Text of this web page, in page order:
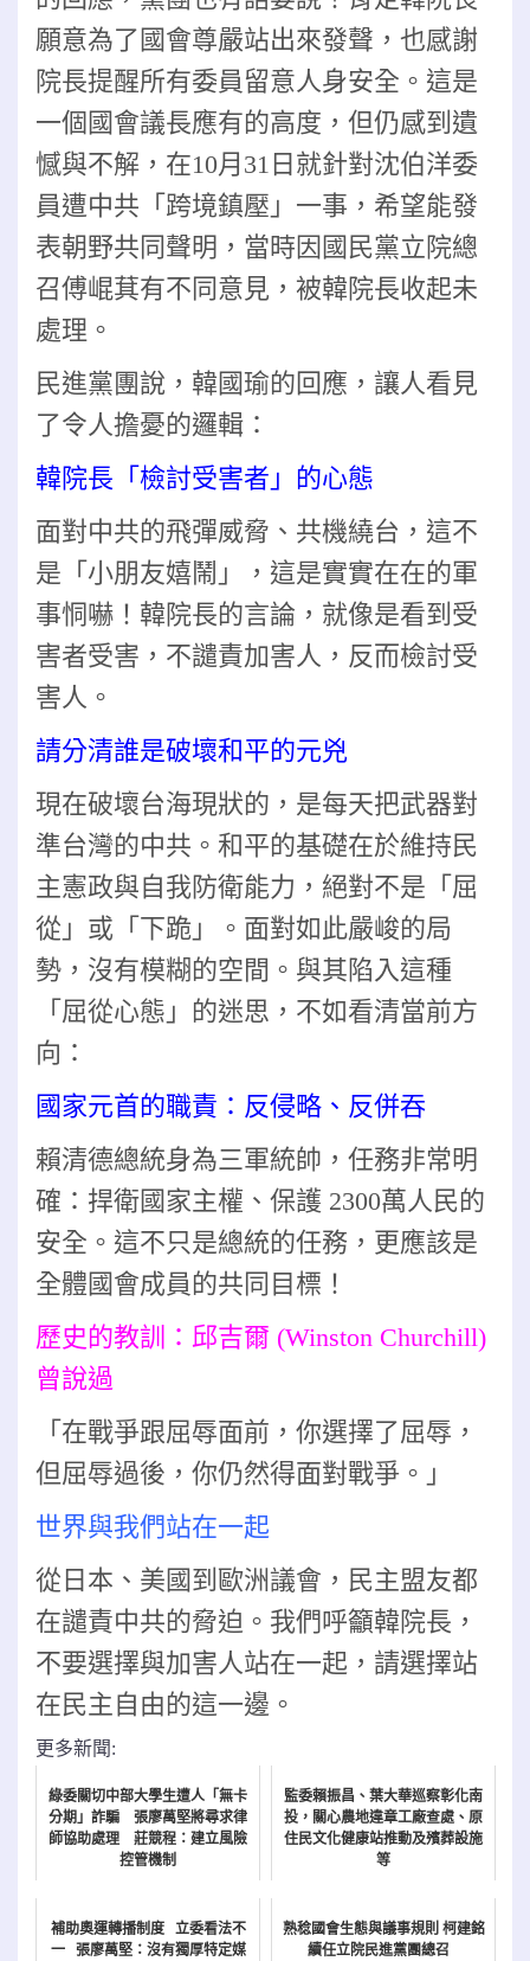
願意為了國會尊嚴站出來發聲，也感謝
院長提醒所有委員留意人身安全。這是
一個國會議長應有的高度，但仍感到遺
憾與不解，在10月31日就針對沈伯洋委
員遭中共「跨境鎮壓」一事，希望能發
表朝野共同聲明，當時因國民黨立院總
召傅崐萁有不同意見，被韓院長收起未
處理。
民進黨團說，韓國瑜的回應，讓人看見
了令人擔憂的邏輯：
韓院長「檢討受害者」的心態
面對中共的飛彈威脅、共機繞台，這不
是「小朋友嬉鬧」，這是實實在在的軍
事恫嚇！韓院長的言論，就像是看到受
害者受害，不譴責加害人，反而檢討受
害人。
請分清誰是破壞和平的元兇
現在破壞台海現狀的，是每天把武器對
準台灣的中共。和平的基礎在於維持民
主憲政與自我防衛能力，絕對不是「屈
從」或「下跪」。 面對如此嚴峻的局
勢，沒有模糊的空間。與其陷入這種
「屈從心態」的迷思，不如看清當前方
向：
國家元首的職責：反侵略、反併吞
賴清德總統身為三軍統帥，任務非常明
確：捍衛國家主權、保護 2300萬人民的
安全。這不只是總統的任務，更應該是
全體國會成員的共同目標！
歷史的教訓：邱吉爾 (Winston Churchill)
曾說過
「在戰爭跟屈辱面前，你選擇了屈辱，
但屈辱過後，你仍然得面對戰爭。」
世界與我們站在一起
從日本、美國到歐洲議會，民主盟友都
在譴責中共的脅迫。我們呼籲韓院長，
不要選擇與加害人站在一起，請選擇站
在民主自由的這一邊。
更多新聞:
綠委關切中部大學生遭人「無卡
分期」詐騙 張廖萬堅將尋求律
師協助處理 莊競程：建立風險
控管機制
監委賴振昌、葉大華巡察彰化南
投，關心農地違章工廠查處、原
住民文化健康站推動及殯葬設施
等
補助奧運轉播制度 立委看法不
一 張廖萬堅：沒有獨厚特定媒
熟稔國會生態與議事規則 柯建銘
續任立院民進黨團總召